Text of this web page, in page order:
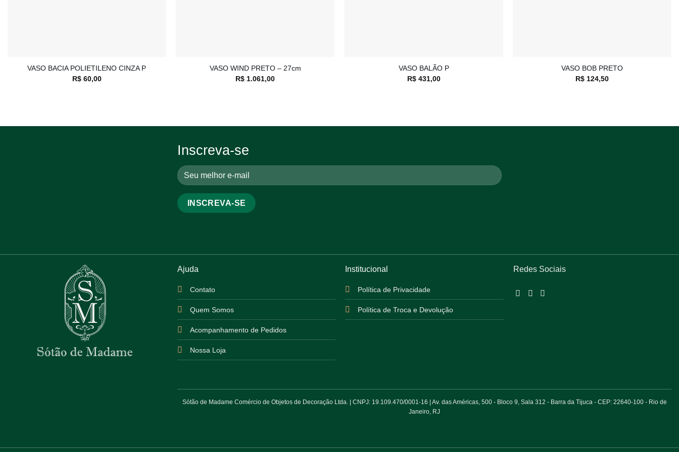
VASO BACIA POLIETILENO CINZA P
R$60,00
VASO WIND PRETO – 27cm
R$ 1.061,00
VASO BALÃO P
R$431,00
VASO BOB PRETO
R$ 124,50
Inscreva-se
Ajuda
Contato
Quem Somos
Acompanhamento de Pedidos
Nossa Loja
Institucional
Política de Privacidade
Política de Troca e Devolução
Redes Sociais
Sótão de Madame Comércio de Objetos de Decoração Ltda. | CNPJ: 19.109.470/0001-16 | Av. das Américas, 500 - Bloco 9, Sala 312 - Barra da Tijuca - CEP: 22640-100 - Rio de
Janeiro, RJ